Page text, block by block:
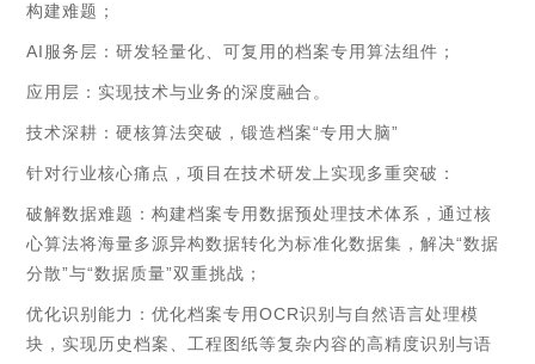
构建难题；
AI服务层：研发轻量化、可复用的档案专用算法组件；
应用层：实现技术与业务的深度融合。
技术深耕：硬核算法突破，锻造档案“专用大脑”
针对行业核心痛点，项目在技术研发上实现多重突破：
破解数据难题：构建档案专用数据预处理技术体系，通过核
心算法将海量多源异构数据转化为标准化数据集，解决“数据
分散”与“数据质量”双重挑战；
优化识别能力：优化档案专用OCR识别与自然语言处理模
块，实现历史档案、工程图纸等复杂内容的高精度识别与语